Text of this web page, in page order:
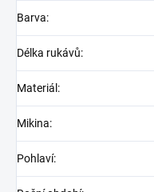
Barva:
Délka rukávů:
Materiál :
Mikina:
Pohlaví: